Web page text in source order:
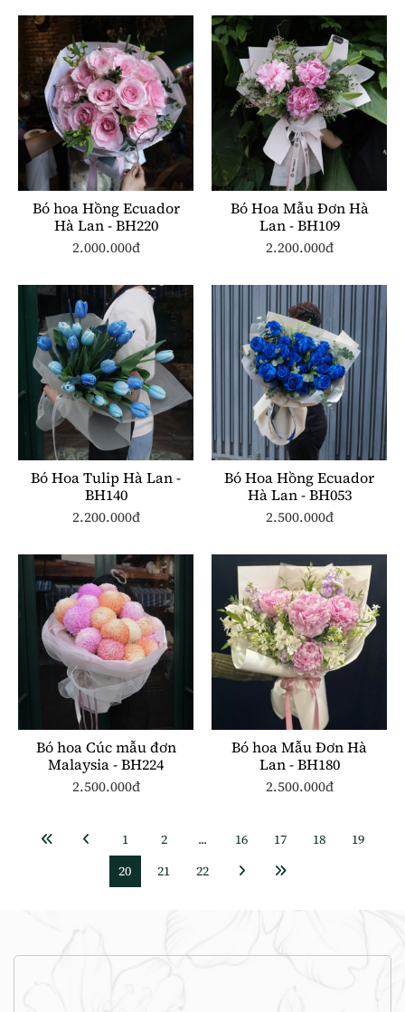
Bó hoa Hồng Ecuador
Hà Lan - BH220
2.000.000đ
Bó Hoa Mẫu Đơn Hà
Lan - BH109
2.200.000đ
Bó Hoa Tulip Hà Lan -
BH140
2.200.000đ
Bó Hoa Hồng Ecuador
Hà Lan - BH053
2.500.000đ
Bó hoa Cúc mẫu đơn
Malaysia - BH224
2.500.000đ
Bó hoa Mẫu Đơn Hà
Lan - BH180
2.500.000đ
1 2 ... 16 17 18
19
20
21 22